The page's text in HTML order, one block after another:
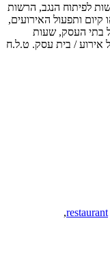
לפיתוח הנגב, הרשות
קיום ותפעול האירועים,
בתי העסק, שעות
אירוע / בית עסק. ט.ל.ח
restaurant
,